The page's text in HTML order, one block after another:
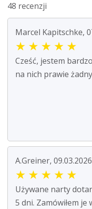
48 recenzji
Marcel Kapitschke,
★ ★ ★ ★ ★
Cześć, jestem
na nich prawie
A.Greiner, 09.03.2026
★ ★ ★ ★ ★
Używane narty
5 dni. Zamówiłem